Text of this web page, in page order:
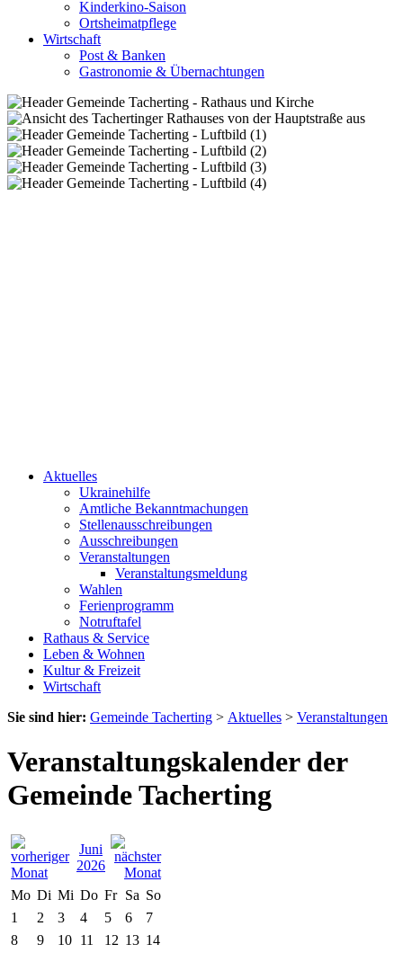
Kinderkino-Saison
Ortsheimatpflege
Wirtschaft
Post & Banken
Gastronomie & Übernachtungen
Aktuelles
Ukrainehilfe
Amtliche Bekanntmachungen
Stellenausschreibungen
Ausschreibungen
Veranstaltungen
Veranstaltungsmeldung
Wahlen
Ferienprogramm
Notruftafel
Rathaus & Service
Leben & Wohnen
Kultur & Freizeit
Wirtschaft
Sie sind hier: Gemeinde Tacherting > Aktuelles > Veranstaltungen
Veranstaltungskalender der
Gemeinde Tacherting
Juni
2026
Mo Di Mi Do Fr Sa So
1
2 3 4 5 6
7
8
9 10 11 12 13 14